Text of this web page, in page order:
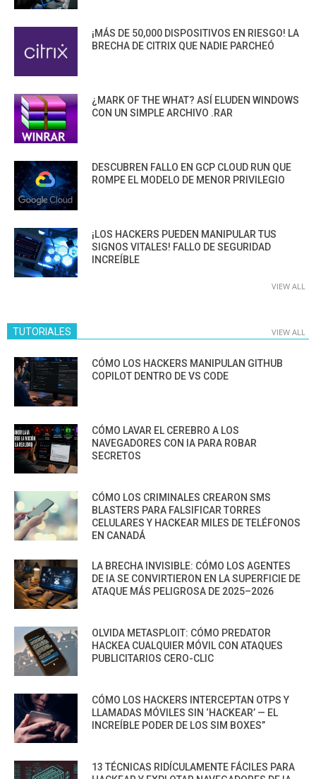
¡MÁS DE 50,000 DISPOSITIVOS EN RIESGO! LA
BRECHA DE CITRIX QUE NADIE PARCHEÓ
¿MARK OF THE WHAT? ASÍ ELUDEN WINDOWS
CON UN SIMPLE ARCHIVO .RAR
DESCUBREN FALLO EN GCP CLOUD RUN QUE
ROMPE EL MODELO DE MENOR PRIVILEGIO
¡LOS HACKERS PUEDEN MANIPULAR TUS
SIGNOS VITALES! FALLO DE SEGURIDAD
INCREÍBLE
VIEW ALL
TUTORIALES VIEW ALL
CÓMO LOS HACKERS MANIPULAN GITHUB
COPILOT DENTRO DE VS CODE
CÓMO LAVAR EL CEREBRO A LOS
NAVEGADORES CON IA PARA ROBAR
SECRETOS
CÓMO LOS CRIMINALES CREARON SMS
BLASTERS PARA FALSIFICAR TORRES
CELULARES Y HACKEAR MILES DE TELÉFONOS
EN CANADÁ
LA BRECHA INVISIBLE: CÓMO LOS AGENTES
DE IA SE CONVIRTIERON EN LA SUPERFICIE DE
ATAQUE MÁS PELIGROSA DE 2025–2026
OLVIDA METASPLOIT: CÓMO PREDATOR
HACKEA CUALQUIER MÓVIL CON ATAQUES
PUBLICITARIOS CERO-CLIC
CÓMO LOS HACKERS INTERCEPTAN OTPS Y
LLAMADAS MÓVILES SIN ‘HACKEAR’ — EL
INCREÍBLE PODER DE LOS SIM BOXES”
13 TÉCNICAS RIDÍCULAMENTE FÁCILES PARA